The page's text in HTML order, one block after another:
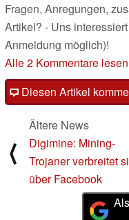
Fragen, Anregungen,
Artikel? - Uns
Anmeldung möglich)!
Alle 2 Kommentare lesen
Diesen Artikel
⟨
Ältere News
Digimine: Mining-
Trojaner verbreitet
über Facebook